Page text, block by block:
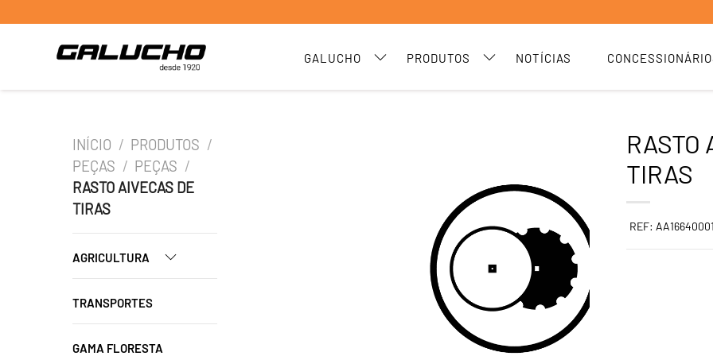
GALUCHO PRODUTOS NOTÍCIAS
INÍCIO / PRODUTOS /
PEÇAS / PEÇAS /
RASTO AIVECAS DE
TIRAS
AGRICULTURA
TRANSPORTES
GAMA FLORESTA
RASTO
TIRAS
REF: